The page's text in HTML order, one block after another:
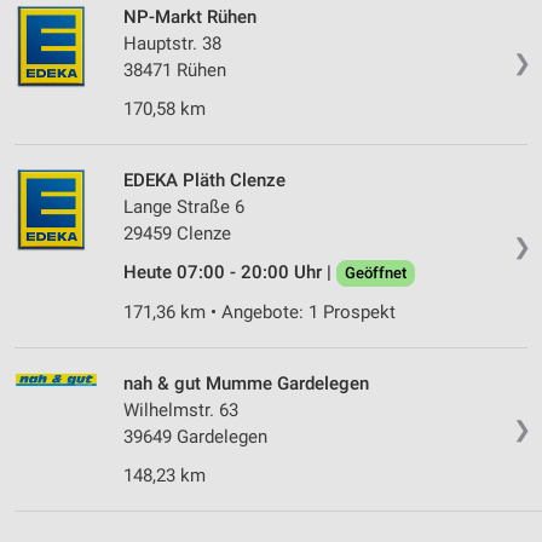
❯
NP-Markt Rühen
Hauptstr. 38
38471 Rühen
170,58 km
❯
EDEKA Pläth Clenze
Lange Straße 6
29459 Clenze
Heute 07:00 - 20:00 Uhr |
Geöffnet
171,36 km • Angebote: 1 Prospekt
❯
nah & gut Mumme Gardelegen
Wilhelmstr. 63
39649 Gardelegen
148,23 km
von Inhalten
Verwendung von Profilen zur Auswahl
personalisierter Inhalte
Messung der Werbeleistung
Messung der Performance von Inhalten
Analyse von Zielgruppen durch Statistiken oder
Kombinationen von Daten aus verschiedenen
Entwicklung und Verbesserung der Angebote
Inhalten